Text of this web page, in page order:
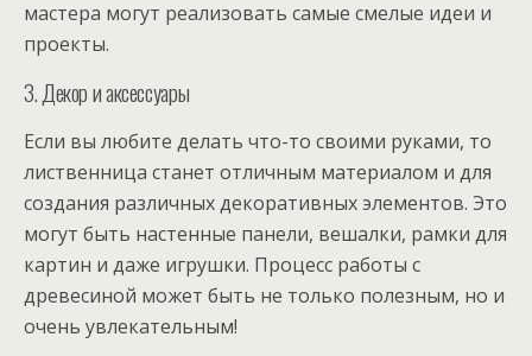
мастера могут реализовать самые смелые идеи и
проекты.
3. Декор и аксессуары
Если вы любите делать что-то своими руками, то
лиственница станет отличным материалом и для
создания различных декоративных элементов. Это
могут быть настенные панели, вешалки, рамки для
картин и даже игрушки. Процесс работы с
древесиной может быть не только полезным, но и
очень увлекательным!